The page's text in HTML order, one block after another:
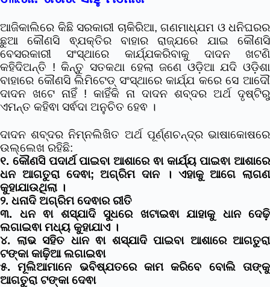
ଆଜିକାଲିରେ କିଛି ସରକାରୀ ଚାକିରିଆ, ଗଣମାଧ୍ଯମ ଓ ଧନିଘରର
ଛୁଆ କୌଣସି ଵ୍ଯକ୍ତିର ବାହାର ରାଜ୍ଯରେ ଯାଇ କୌଣସି
ବେସରକାରୀ ସଂସ୍ଥାରେ କାର୍ଯ୍ଯକରିବାକୁ ଦାଦନ ଖଟଣି
କହିଦିଅନ୍ତି ! କିନ୍ତୁ ସତକଥା ହେଲା ଜଣେ ଓଡ଼ିଆ ଯଦି ଓଡ଼ିଶା
ବାହାରେ କୌଣସି ଲିମିଟେଡ୍ ସଂସ୍ଥାରେ କାର୍ଯ୍ଯ କରେ ସେ ଆଦୌ
ଦାଦନ ଖଟେ ନାହିଁ ! କାହିଁକି ନା ଦାଦନ ଶବ୍ଦର ଅର୍ଥ ଦୃଷ୍ଟିରୁ
ଏମନ୍ତ କହିଵା ସର୍ଵଦା ଅନୁଚିତ ହେଵ ।
ଦାଦନ ଶବ୍ଦର ନିମ୍ନଲିଖିତ ଅର୍ଥ ପୂର୍ଣ୍ଣଚନ୍ଦ୍ର ଭାଷାକୋଷରେ
ଉଲ୍ଲେଖ ରହିଛି:
୧. କୌଣସି ପଦାର୍ଥ ପାଇବା ଆଶାରେ ଵା କାର୍ଯ୍ୟ ପାଇଵା ଆଶାରେ
ଧନ ଆଗତୁରା ଦେଵା; ଅଗ୍ରିମ ଦାନ । ଏହାକୁ ଆଗେ ଲାଗଣ
କୁହାଯାଉଥିଲା ।
୨. ଧନାଦି ଅଗ୍ରିମ ଦେଵାର ରୀତି
୩. ଧନ ଵା ଶସ୍ଯାଦି ସୁଧରେ ଖଟାଇଵା ଯାହାକୁ ଧାନ ଦେଢ଼ି
ଲଗାଇଵା ମଧ୍ୟ କୁହାଯାଏ ।
୪. ଲାଭ ସହିତ ଧାନ ଵା ଶସ୍ଯାଦି ପାଇବା ଆଶାରେ ଆଗତୁରା
ଟଙ୍କା କାଢ଼ିଆ ଲଗାଇଵା
୫. ମୂଲିଆମାନେ ଭବିଷ୍ଯତରେ କାମ କରିବେ ବୋଲି ତାଙ୍କୁ
ଆଗତୁରା ଟଙ୍କା ଦେଵା